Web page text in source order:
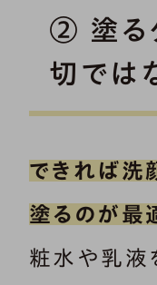
② 塗る
切では
できれば洗
塗るのが最
粧水や乳液